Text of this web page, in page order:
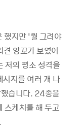
했지만 ‘뭘 그려야
견 앙꼬가 보였어
저의 평소 성격을
지를 여러 개 나
습니다. 24종을
스케치를 해 두고